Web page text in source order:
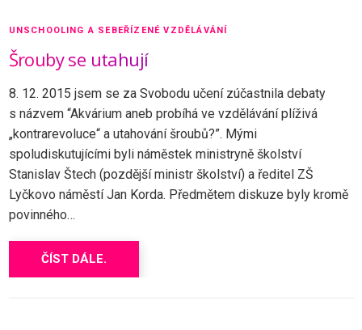
UNSCHOOLING A SEBEŘÍZENÉ VZDĚLÁVÁNÍ
Šrouby se utahují
8. 12. 2015 jsem se za Svobodu učení zúčastnila debaty
s názvem “Akvárium aneb probíhá ve vzdělávání plíživá
„kontrarevoluce“ a utahování šroubů?”. Mými
spoludiskutujícími byli náměstek ministryně školství
Stanislav Štech (pozdější ministr školství) a ředitel ZŠ
Lyčkovo náměstí Jan Korda. Předmětem diskuze byly kromě
povinného…
ČÍST DÁLE.